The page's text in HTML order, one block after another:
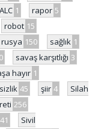
1 rapor 5
robot 15
rusya 150 sağlık 1
savaş karşıtlığı 3
hayır 1
45 şiir 4
Silah
256
41
Sivil